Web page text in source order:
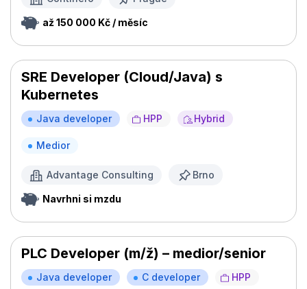
až 150 000 Kč / měsíc
SRE Developer (Cloud/Java) s
Kubernetes
Java developer HPP Hybrid
Medior
Advantage Consulting Brno
Navrhni si mzdu
PLC Developer (m/ž) – medior/senior
Java developer C developer
HPP